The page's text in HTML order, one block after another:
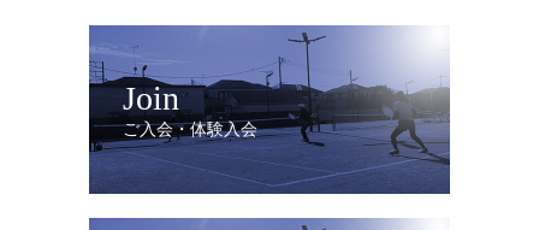
Join
ご入会・体験入会